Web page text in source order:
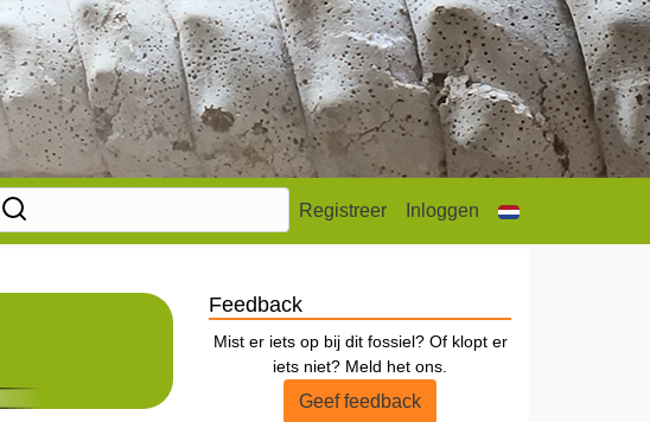
Registreer Inloggen
Feedback
Mist er iets op bij dit fossiel? Of klopt er
iets niet? Meld het ons.
Geef feedback